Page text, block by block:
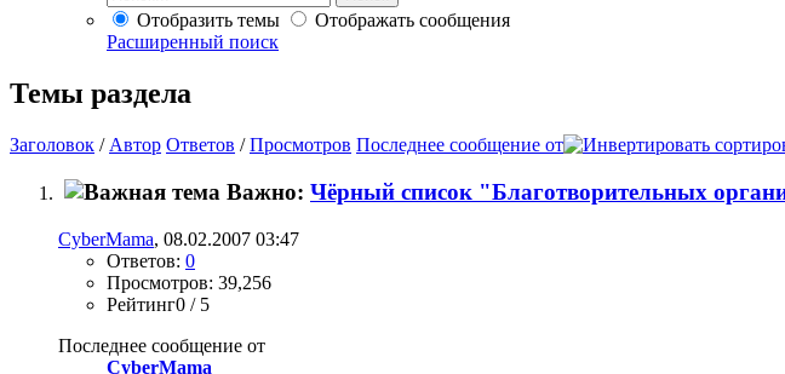
Отобразить темы
Отображать сообщения
Расширенный поиск
Темы раздела
Заголовок / Автор Ответов /Просмотров Последнее сообщение от
Важно: Чёрный список "Благотворительных
CyberMama, 08.02.2007 03:47
Ответов: 0
Просмотров: 39,256
Рейтинг0 / 5
Последнее сообщение от
CyberMama